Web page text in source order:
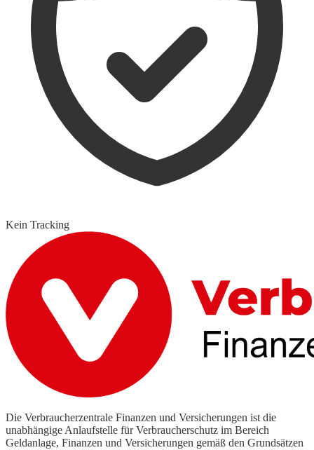
Kein Tracking
Die Verbraucherzentrale Finanzen und Versicherungen ist die
unabhängige Anlaufstelle für Verbraucherschutz im Bereich
Geldanlage, Finanzen und Versicherungen gemäß den Grundsätzen